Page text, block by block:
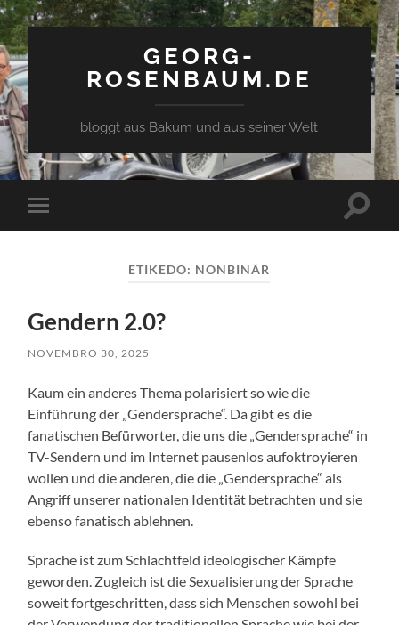
GEORG-
ROSENBAUM.DE
bloggt aus Bakum und aus seiner Welt
Toggle
mobile
Toggle
ETIKEDO: NONBINÄR
Gendern 2.0?
NOVEMBRO 30, 2025
Kaum ein anderes Thema polarisiert so wie die
Einführung der „Gendersprache“. Da gibt es die
fanatischen Befürworter, die uns die „Gendersprache“ in
TV-Sendern und im Internet pausenlos aufoktroyieren
wollen und die anderen, die die „Gendersprache“ als
Angriff unserer nationalen Identität betrachten und sie
ebenso fanatisch ablehnen.
Sprache ist zum Schlachtfeld ideologischer Kämpfe
geworden. Zugleich ist die Sexualisierung der Sprache
soweit fortgeschritten, dass sich Menschen sowohl bei